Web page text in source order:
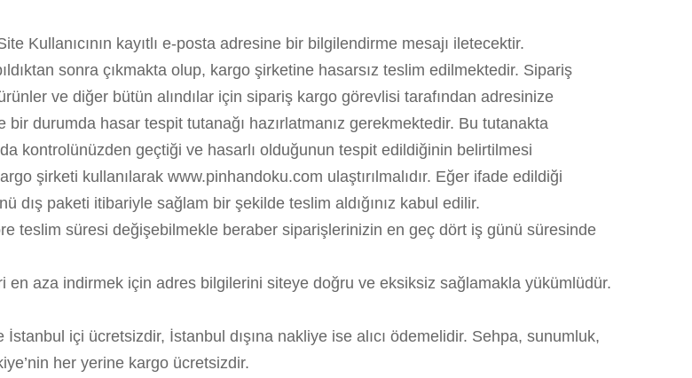
Kullanıcının kayıtlı e-posta adresine bir bilgilendirme mesajı iletecektir.
sonra çıkmakta olup, kargo şirketine hasarsız teslim edilmektedir. Sipariş
ve diğer bütün alındılar için sipariş kargo görevlisi tarafından adresinize
durumda hasar tespit tutanağı hazırlatmanız gerekmektedir. Bu tutanakta
kontrolünüzden geçtiği ve hasarlı olduğunun tespit edildiğinin belirtilmesi
şirketi kullanılarak www.pinhandoku.com ulaştırılmalıdır. Eğer ifade edildiği
dış paketi itibariyle sağlam bir şekilde teslim aldığınız kabul edilir.
teslim süresi değişebilmekle beraber siparişlerinizin en geç dört iş günü süresinde
en aza indirmek için adres bilgilerini siteye doğru ve eksiksiz sağlamakla yükümlüdür.
içi ücretsizdir, İstanbul dışına nakliye ise alıcı ödemelidir. Sehpa, sunumluk,
her yerine kargo ücretsizdir.